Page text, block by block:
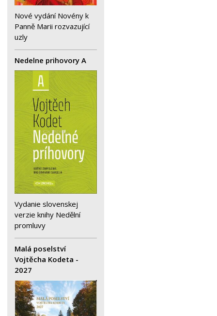
Nové vydání Novény k
Panně Marii rozvazující
uzly
Nedelne prihovory A
Vydanie slovenskej
verzie knihy Nedělní
promluvy
Malá poselství
Vojtěcha Kodeta -
2027